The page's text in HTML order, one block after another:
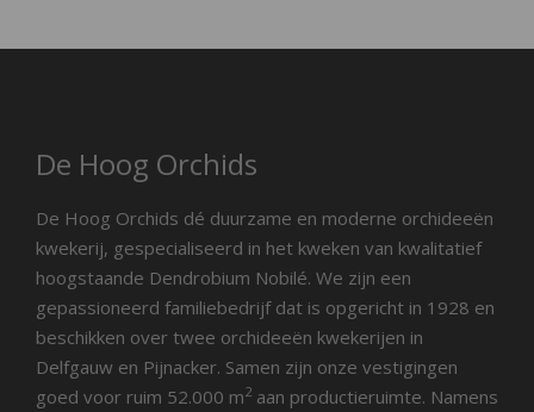
De Hoog Orchids
De Hoog Orchids dé duurzame en moderne orchideeën
kwekerij, gespecialiseerd in het kweken van kwalitatief
hoogstaande Dendrobium Nobilé. We zijn een
gepassioneerd familiebedrijf dat is opgericht in 1928 en
beschikken over twee orchideeën kwekerijen in
Delfgauw en Pijnacker. Samen zijn onze vestigingen
goed voor ruim 52.000 m2 aan productieruimte. Namens